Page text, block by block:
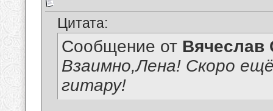
Цитата:
Сообщение от Вячеслав
Взаимно,Лена! Скоро
гитару!